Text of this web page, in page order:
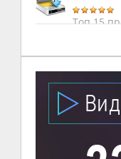
Топ 15